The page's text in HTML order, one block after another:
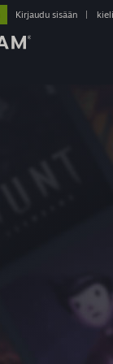
Kirjaudu sisään kieli